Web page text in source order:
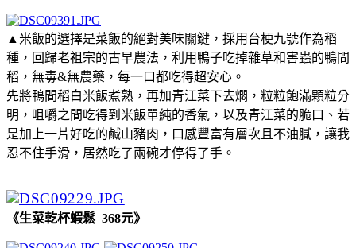
▲米飯的選擇是菜飯的絕對美味關鍵，採用台梗九號作為稻
種，回歸老祖宗的古早農法，利用鴨子吃掉雜草和害蟲的鴨間
稻，無毒&無農藥，每一口都吃得超安心。
先將鴨間稻白米飯煮熟，再加青江菜下去燜，粒粒飽滿顆粒分
明，咀嚼之間吃得到米飯單純的香氣，以及青江菜的脆口、若
是加上一片好吃的鹹山豬肉，口感豐富有層次且不油膩，讓我
忍不住手滑，居然吃了兩碗才停得了手。
《生菜乾杯蝦鬆 368元》